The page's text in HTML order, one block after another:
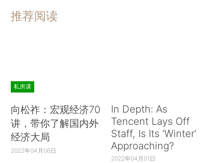
推荐阅读
私房课
向松祚：宏观经济70
讲，带你了解国内外
经济大局
2022年04月06日
In Depth: As
Tencent Lays Off
Staff, Is Its ‘Winter’
Approaching?
2022年04月01日